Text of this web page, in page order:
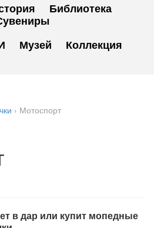
Библиотека
Музей Коллекция
› Мотоспорт
в дар или купит мопедные